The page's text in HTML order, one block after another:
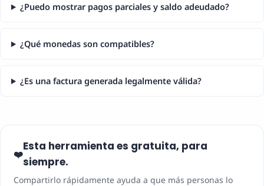
¿Puedo mostrar pagos parciales y saldo adeudado?
¿Qué monedas son compatibles?
¿Es una factura generada legalmente válida?
❤️
Esta herramienta es gratuita, para
siempre.
Compartirlo rápidamente ayuda a que más personas lo